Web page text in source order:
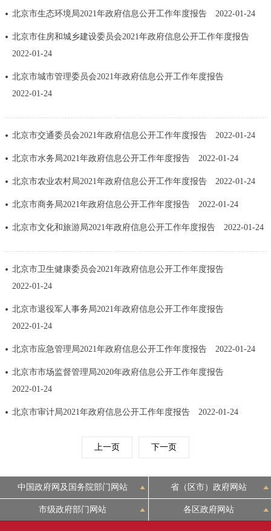
多语种
DEUTSCH FRANÇAIS РУССКИЙ ЯЗЫК
ITALIANO
北京市生态环境局2021年政府信息公开工作年度报告 2022-01-24
北京市住房和城乡建设委员会2021年政府信息公开工作年度报告
2022-01-24
北京市城市管理委员会2021年政府信息公开工作年度报告
2022-01-24
北京市交通委员会2021年政府信息公开工作年度报告 2022-01-24
北京市水务局2021年政府信息公开工作年度报告 2022-01-24
北京市农业农村局2021年政府信息公开工作年度报告 2022-01-24
北京市商务局2021年政府信息公开工作年度报告 2022-01-24
北京市文化和旅游局2021年政府信息公开工作年度报告 2022-01-24
北京市卫生健康委员会2021年政府信息公开工作年度报告
2022-01-24
北京市退役军人事务局2021年政府信息公开工作年度报告
2022-01-24
北京市应急管理局2021年政府信息公开工作年度报告 2022-01-24
北京市市场监督管理局2020年政府信息公开工作年度报告
2022-01-24
北京市审计局2021年政府信息公开工作年度报告 2022-01-24
上一页 下一页
中国政府网及国务院部门网站 省（区市）政府网站
市级政府部门网站 各区政府网站